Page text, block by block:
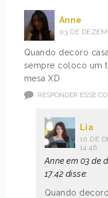
Anne
03 DE
Quando decoro
sempre coloco um
mesa XD
RESPONDER ESSE
Lia
10 DE
14:46
Anne em 03 de
17:42 disse:
Quando